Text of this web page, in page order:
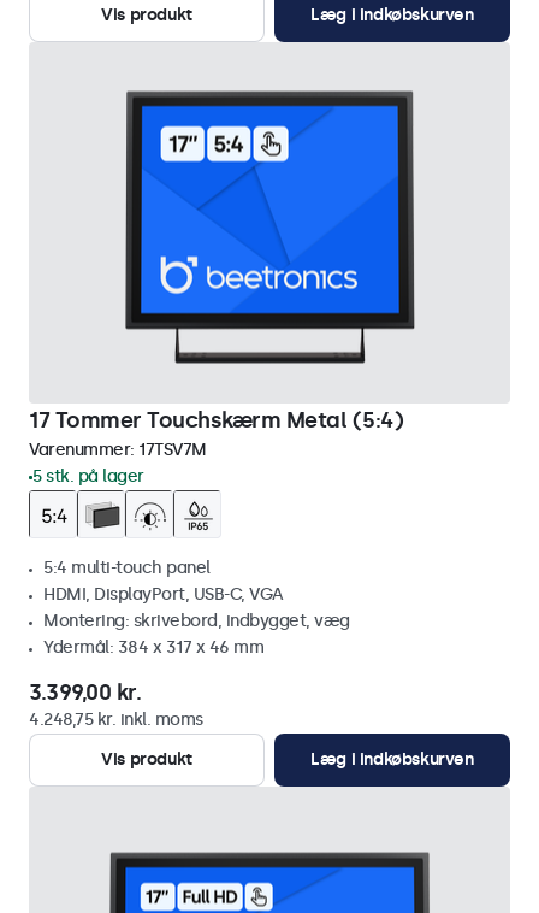
Vis produkt
Læg i indkøbskurven
17 Tommer Touchskærm Metal (5:4)
Varenummer: 17TSV7M
5 stk. på lager
5:4 multi-touch panel
HDMI, DisplayPort, USB-C, VGA
Montering: skrivebord, indbygget, væg
Ydermål: 384 x 317 x 46 mm
3.399,00 kr.
4.248,75 kr. inkl. moms
Vis produkt
Læg i indkøbskurven